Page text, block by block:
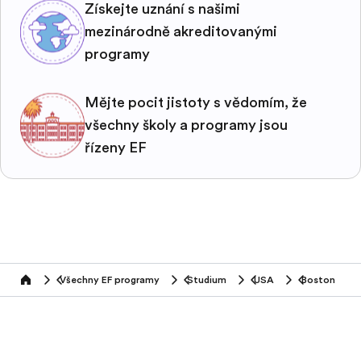
Získejte uznání s našimi
mezinárodně akreditovanými
programy
Mějte pocit jistoty s vědomím, že
všechny školy a programy jsou
řízeny EF
home Všechny EF programy Studium USA Boston